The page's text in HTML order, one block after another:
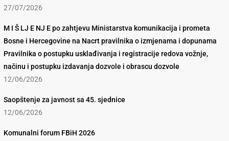
27/07/2026
M I Š LJ E NJ E po zahtjevu Ministarstva komunikacija i prometa
Bosne i Hercegovine na Nacrt pravilnika o izmjenama i dopunama
Pravilnika o postupku usklađivanja i registracije redova vožnje,
načinu i postupku izdavanja dozvole i obrascu dozvole
12/06/2026
Saopštenje za javnost sa 45. sjednice
12/06/2026
Komunalni forum FBiH 2026